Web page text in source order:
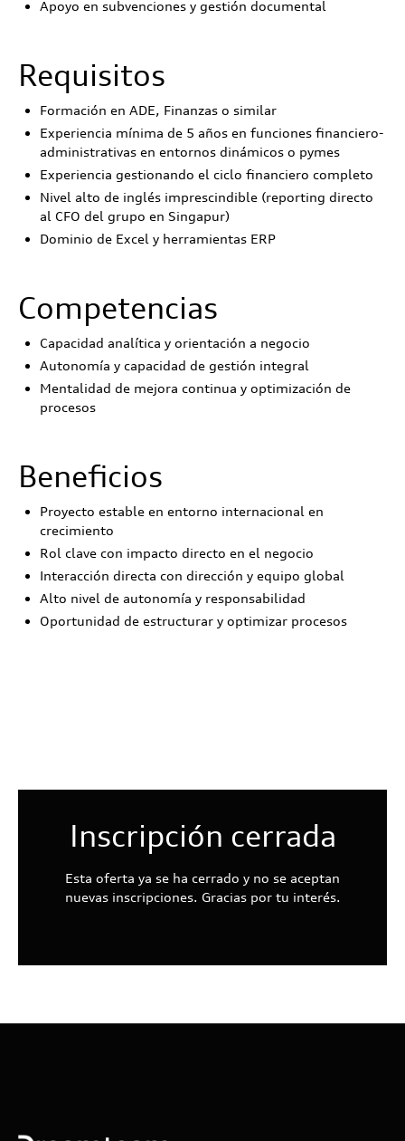
Apoyo en subvenciones y gestión documental
Requisitos
Formación en ADE, Finanzas o similar
Experiencia mínima de 5 años en funciones financiero-
administrativas en entornos dinámicos o pymes
Experiencia gestionando el ciclo financiero completo
Nivel alto de inglés imprescindible (reporting directo
al CFO del grupo en Singapur)
Dominio de Excel y herramientas ERP
Competencias
Capacidad analítica y orientación a negocio
Autonomía y capacidad de gestión integral
Mentalidad de mejora continua y optimización de
procesos
Beneficios
Proyecto estable en entorno internacional en
crecimiento
Rol clave con impacto directo en el negocio
Interacción directa con dirección y equipo global
Alto nivel de autonomía y responsabilidad
Oportunidad de estructurar y optimizar procesos
Inscripción cerrada
Esta oferta ya se ha cerrado y no se aceptan
nuevas inscripciones. Gracias por tu interés.